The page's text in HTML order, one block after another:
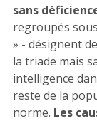
sans
regroupés
» - désignent
la triade mais
intelligence
reste de la
norme. Les